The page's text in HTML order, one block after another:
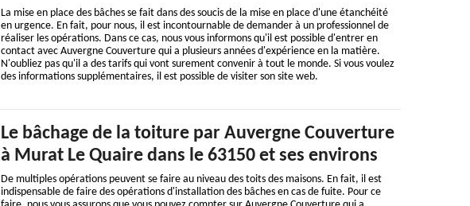
La mise en place des bâches se fait dans des soucis de la mise en place d'une étanchéité
en urgence. En fait, pour nous, il est incontournable de demander à un professionnel de
réaliser les opérations. Dans ce cas, nous vous informons qu'il est possible d'entrer en
contact avec Auvergne Couverture qui a plusieurs années d'expérience en la matière.
N'oubliez pas qu'il a des tarifs qui vont surement convenir à tout le monde. Si vous voulez
des informations supplémentaires, il est possible de visiter son site web.
Le bâchage de la toiture par Auvergne Couverture
à Murat Le Quaire dans le 63150 et ses environs
De multiples opérations peuvent se faire au niveau des toits des maisons. En fait, il est
indispensable de faire des opérations d'installation des bâches en cas de fuite. Pour ce